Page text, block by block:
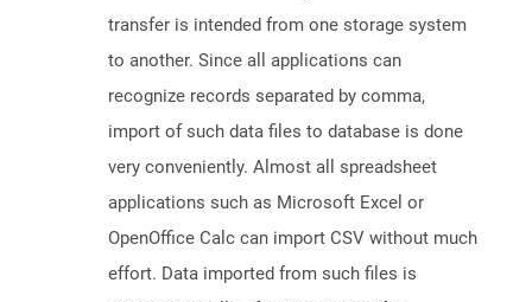
transfer is intended from one storage system
to another. Since all applications can
recognize records separated by comma,
import of such data files to database is done
very conveniently. Almost all spreadsheet
applications such as Microsoft Excel or
OpenOffice Calc can import CSV without much
effort. Data imported from such files is